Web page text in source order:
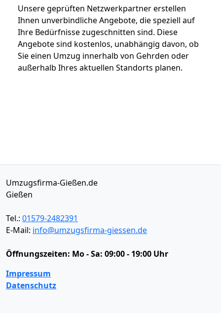
Unsere geprüften Netzwerkpartner erstellen
Ihnen unverbindliche Angebote, die speziell auf
Ihre Bedürfnisse zugeschnitten sind. Diese
Angebote sind kostenlos, unabhängig davon, ob
Sie einen Umzug innerhalb von Gehrden oder
außerhalb Ihres aktuellen Standorts planen.
Umzugsfirma-Gießen.de
Gießen
Tel.: 01579-2482391
E-Mail: info@umzugsfirma-giessen.de
Öffnungszeiten: Mo - Sa: 09:00 - 19:00 Uhr
Impressum
Datenschutz